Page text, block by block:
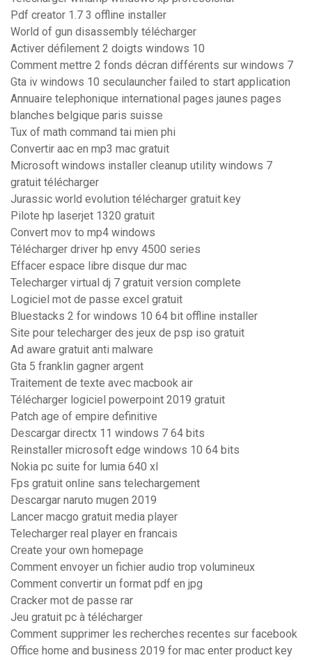
Pdf creator 1.7 3 offline installer
World of gun disassembly télécharger
Activer défilement 2 doigts windows 10
Comment mettre 2 fonds décran différents sur windows 7
Gta iv windows 10 seculauncher failed to start application
Annuaire telephonique international pages jaunes pages
blanches belgique paris suisse
Tux of math command tai mien phi
Convertir aac en mp3 mac gratuit
Microsoft windows installer cleanup utility windows 7
gratuit télécharger
Jurassic world evolution télécharger gratuit key
Pilote hp laserjet 1320 gratuit
Convert mov to mp4 windows
Télécharger driver hp envy 4500 series
Effacer espace libre disque dur mac
Telecharger virtual dj 7 gratuit version complete
Logiciel mot de passe excel gratuit
Bluestacks 2 for windows 10 64 bit offline installer
Site pour telecharger des jeux de psp iso gratuit
Ad aware gratuit anti malware
Gta 5 franklin gagner argent
Traitement de texte avec macbook air
Télécharger logiciel powerpoint 2019 gratuit
Patch age of empire definitive
Descargar directx 11 windows 7 64 bits
Reinstaller microsoft edge windows 10 64 bits
Nokia pc suite for lumia 640 xl
Fps gratuit online sans telechargement
Descargar naruto mugen 2019
Lancer macgo gratuit media player
Telecharger real player en francais
Create your own homepage
Comment envoyer un fichier audio trop volumineux
Comment convertir un format pdf en jpg
Cracker mot de passe rar
Jeu gratuit pc à télécharger
Comment supprimer les recherches recentes sur facebook
Office home and business 2019 for mac enter product key